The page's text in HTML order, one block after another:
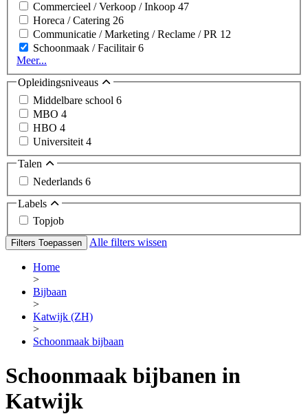
Commercieel / Verkoop / Inkoop 47
Horeca / Catering 26
Communicatie / Marketing / Reclame / PR 12
Schoonmaak / Facilitair6
Meer...
Opleidingsniveaus
Middelbare school 6
MBO 4
HBO 4
Universiteit 4
Talen
Nederlands 6
Labels
Topjob
Filters Toepassen Alle filters wissen
Home
>
Bijbaan
>
Katwijk (ZH)
>
Schoonmaak bijbaan
Schoonmaak bijbanen in
Katwijk